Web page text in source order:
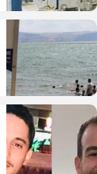
בריאות
בארץ